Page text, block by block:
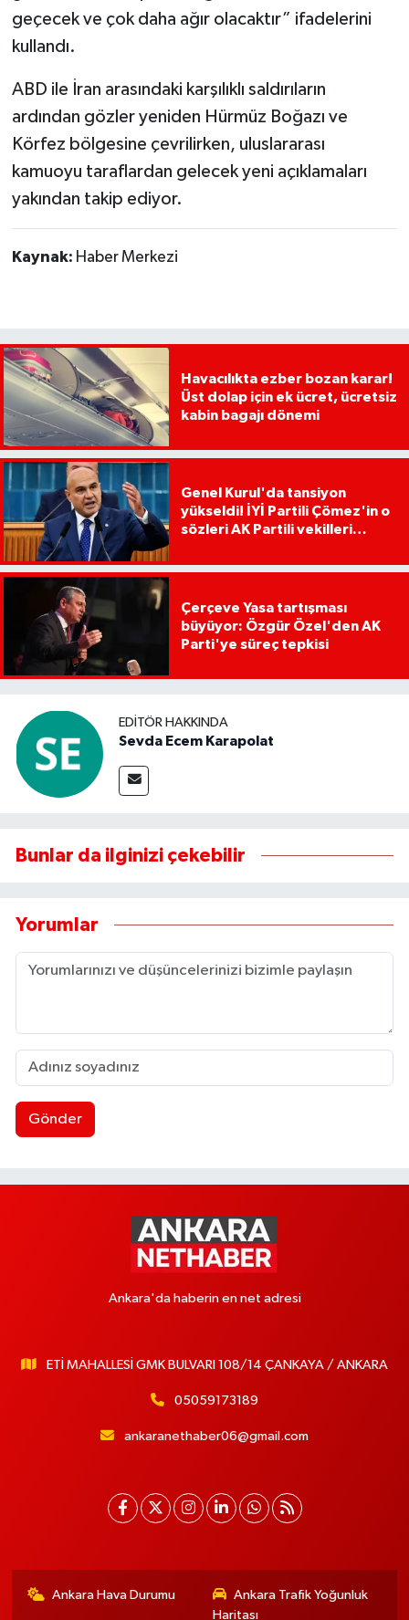
geçecek ve çok daha ağır olacaktır” ifadelerini
kullandı.
ABD ile İran arasındaki karşılıklı saldırıların
ardından gözler yeniden Hürmüz Boğazı ve
Körfez bölgesine çevrilirken, uluslararası
kamuoyu taraflardan gelecek yeni açıklamaları
yakından takip ediyor.
Kaynak: Haber Merkezi
Havacılıkta ezber bozan karar!
Üst dolap için ek ücret, ücretsiz
kabin bagajı dönemi
Genel Kurul'da tansiyon
yükseldi! İYİ Partili Çömez'in o
sözleri AK Partili vekilleri
Çerçeve Yasa tartışması
büyüyor: Özgür Özel'den AK
Parti'ye süreç tepkisi
EDITÖR HAKKINDA
Sevda Ecem Karapolat
Bunlar da ilginizi çekebilir
Yorumlar
Gönder
Ankara'da haberin en net adresi
ETİ MAHALLESİ GMK BULVARI 108/14 ÇANKAYA / ANKARA
05059173189
ankaranethaber06@gmail.com
Ankara Hava Durumu
Ankara Trafik Yoğunluk
Haritası